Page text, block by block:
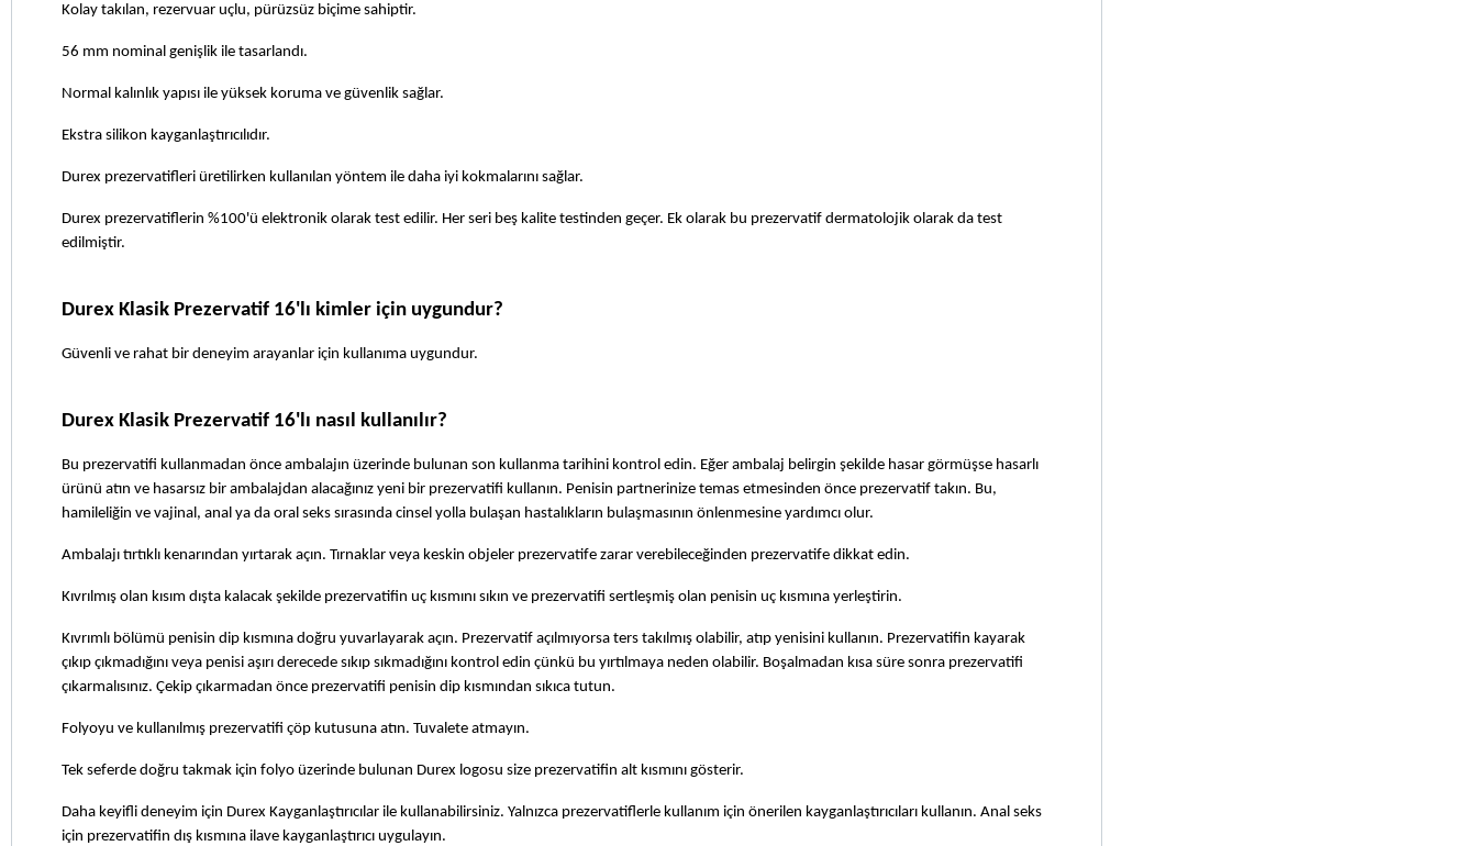
Kolay takılan, rezervuar uçlu, pürüzsüz biçime sahiptir.
56 mm nominal genişlik ile tasarlandı.
Normal kalınlık yapısı ile yüksek koruma ve güvenlik sağlar.
Ekstra silikon kayganlaştırıcılıdır.
Durex prezervatifleri üretilirken kullanılan yöntem ile daha iyi kokmalarını sağlar.
Durex prezervatiflerin %100'ü elektronik olarak test edilir. Her seri beş kalite testinden geçer. Ek olarak bu prezervatif dermatolojik olarak da test
edilmiştir.
Durex Klasik Prezervatif 16'lı kimler için uygundur?
Güvenli ve rahat bir deneyim arayanlar için kullanıma uygundur.
Durex Klasik Prezervatif 16'lı nasıl kullanılır?
Bu prezervatifi kullanmadan önce ambalajın üzerinde bulunan son kullanma tarihini kontrol edin. Eğer ambalaj belirgin şekilde hasar görmüşse hasarlı
ürünü atın ve hasarsız bir ambalajdan alacağınız yeni bir prezervatifi kullanın. Penisin partnerinize temas etmesinden önce prezervatif takın. Bu,
hamileliğin ve vajinal, anal ya da oral seks sırasında cinsel yolla bulaşan hastalıkların bulaşmasının önlenmesine yardımcı olur.
Ambalajı tırtıklı kenarından yırtarak açın. Tırnaklar veya keskin objeler prezervatife zarar verebileceğinden prezervatife dikkat edin.
Kıvrılmış olan kısım dışta kalacak şekilde prezervatifin uç kısmını sıkın ve prezervatifi sertleşmiş olan penisin uç kısmına yerleştirin.
Kıvrımlı bölümü penisin dip kısmına doğru yuvarlayarak açın. Prezervatif açılmıyorsa ters takılmış olabilir, atıp yenisini kullanın. Prezervatifin kayarak
çıkıp çıkmadığını veya penisi aşırı derecede sıkıp sıkmadığını kontrol edin çünkü bu yırtılmaya neden olabilir. Boşalmadan kısa süre sonra prezervatifi
çıkarmalısınız. Çekip çıkarmadan önce prezervatifi penisin dip kısmından sıkıca tutun.
Folyoyu ve kullanılmış prezervatifi çöp kutusuna atın. Tuvalete atmayın.
Tek seferde doğru takmak için folyo üzerinde bulunan Durex logosu size prezervatifin alt kısmını gösterir.
Daha keyifli deneyim için Durex Kayganlaştırıcılar ile kullanabilirsiniz. Yalnızca prezervatiflerle kullanım için önerilen kayganlaştırıcıları kullanın. Anal seks
için prezervatifin dış kısmına ilave kayganlaştırıcı uygulayın.